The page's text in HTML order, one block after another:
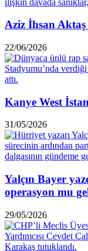
Aziz İhsan Aktaş
22/06/2026
Kanye West
31/05/2026
Yalçın Bayer
operasyon mu
29/05/2026